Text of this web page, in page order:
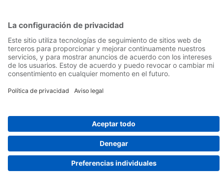
¡Síguenos!
Términos y Condiciones
Aviso legal
Política de Privacidad
Cookie Choices
Whistleblowing